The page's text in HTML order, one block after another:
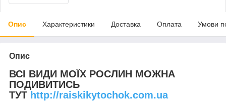
Опис Характеристики Доставка Оплата Умови
Опис
ВСІ ВИДИ МОЇХ РОСЛИН МОЖНА
ПОДИВИТИСЬ
ТУТ http://raiskikytochok.com.ua